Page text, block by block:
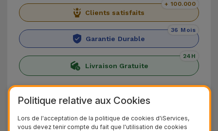
Clients satisfaits
+ 100.000
Garantie Durable
36 Mois
Livraison Gratuite
24H
Découvrez l'iPhone 12 Pro Max
par son triple capteur de 12 Mpx offrant un
Politique relative aux Cookies
Lors de l'acceptation de la politique de cookies d'iServices,
vous devez tenir compte du fait que l'utilisation de cookies